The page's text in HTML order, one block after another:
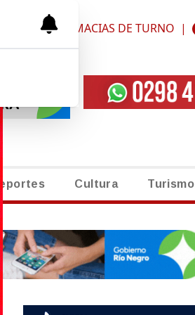
| FARMACIAS DE TURNO |
Cultura Turismo